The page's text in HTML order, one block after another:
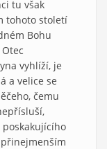
tu však
tohoto století
Bohu
vyhlíží, je
a velice se
čemu